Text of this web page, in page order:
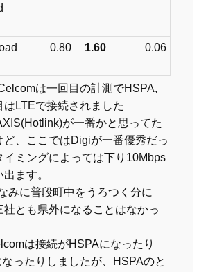
0.80 1.60 0.06
は一回目の計測でHSPA,
はLTEで接続されました
が一番かと思ってた
ど、ここではDigiが一番優秀だっ
イミングによっては下り10Mbps
出ます。
みに普段町中をうろつく分に
社とも県外になることはなかっ
は接続がHSPAになったり
なったりしましたが、HSPAのと